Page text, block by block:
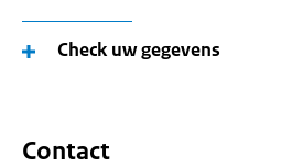
Check uw gegevens
Contact